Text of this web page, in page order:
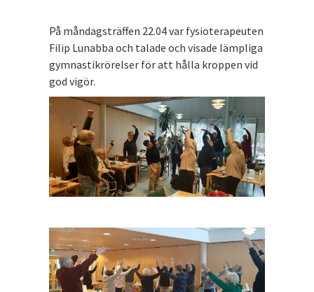
På måndagsträffen 22.04 var fysioterapeuten
Filip Lunabba och talade och visade lämpliga
gymnastikrörelser för att hålla kroppen vid
god vigör.